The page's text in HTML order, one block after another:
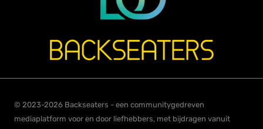
© 2023-2026 Backseaters - een communitygedreven
mediaplatform voor en door liefhebbers, met bijdragen vanuit